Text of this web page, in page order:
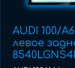
AUDI 100/
левое